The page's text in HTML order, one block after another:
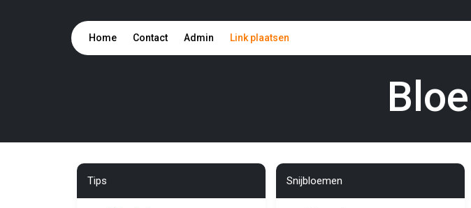
Home Contact Admin Link plaatsen
Tips Snijbloemen